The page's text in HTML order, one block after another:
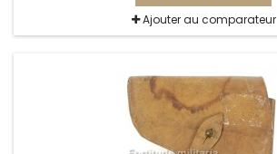
Ajouter au comparateur